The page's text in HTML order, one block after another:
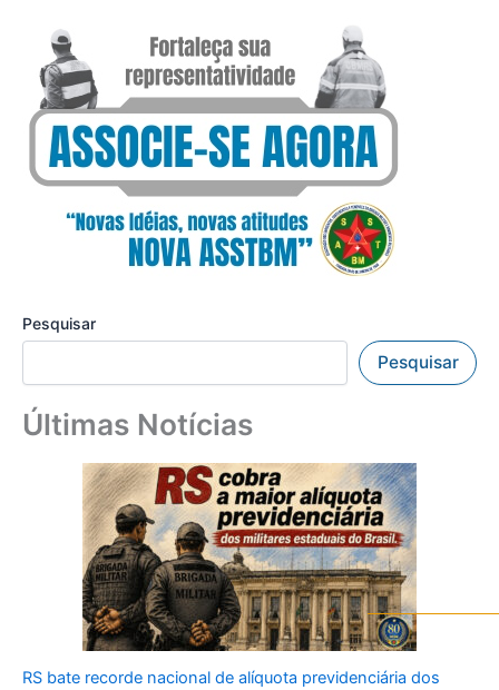
Pesquisar
Pesquisar
Últimas Notícias
RS bate recorde nacional de alíquota previdenciária dos